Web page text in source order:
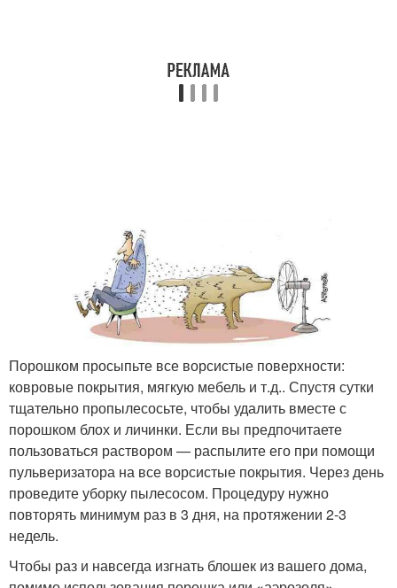
Порошком просыпьте все ворсистые поверхности:
ковровые покрытия, мягкую мебель и т.д.. Спустя сутки
тщательно пропылесосьте, чтобы удалить вместе с
порошком блох и личинки. Если вы предпочитаете
пользоваться раствором — распылите его при помощи
пульверизатора на все ворсистые покрытия. Через день
проведите уборку пылесосом. Процедуру нужно
повторять минимум раз в 3 дня, на протяжении 2-3
недель.
Чтобы раз и навсегда изгнать блошек из вашего дома,